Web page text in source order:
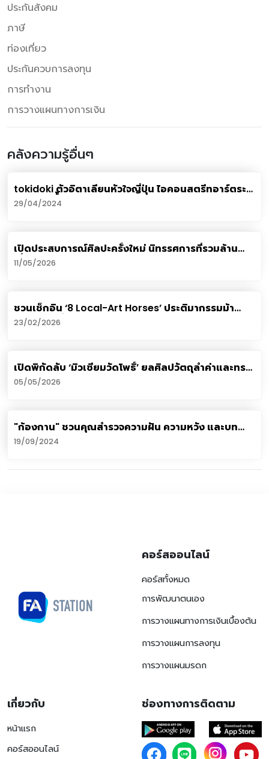
ประกันสังคม
ภาษี
ท่องเที่ยว
ประกันควบการลงทุน
การทำงาน
การวางแผนทางการเงิน
คลังความรู้อื่นๆ
tokidoki ตัวอิตาเลียนหัวใจญี่ปุ่น ไอคอนสตรีทอาร์ตระ
ดับโลก ครั้้งแรกในไทย
29/04/2024
เปิดประสบการณ์ศิลปะครั้งใหม่ นิทรรศการที่รวมล้าน
เรื่องเล่าไว้ใต้ท้องฟ้าเดียวกัน
11/05/2026
ชวนเช็กอิน ‘8 Local-Art Horses’ ประติมากรรมม้า
ดีไซน์ท้องถิ่นสุดครีเอทีฟ
23/02/2026
เปิดพิกัดลับ ‘มิวเซียมวัดโพธิ์’ ยลศิลปวัตถุล้ำค่าและทรง
คุณค่า
05/05/2026
"ก้องกาน" ชวนคุณสำรวจความฝัน ความหวัง และบท
สนทนาภายในจิตใจ
19/09/2024
คอร์สออนไลน์
คอร์สทั้งหมด
การพัฒนาตนเอง
การวางแผนทางการเงินเบื้องต้น
การวางแผนการลงทุน
การวางแผนมรดก
เกี่ยวกับ
หน้าแรก
คอร์สออนไลน์
ช่องทางการติดตาม